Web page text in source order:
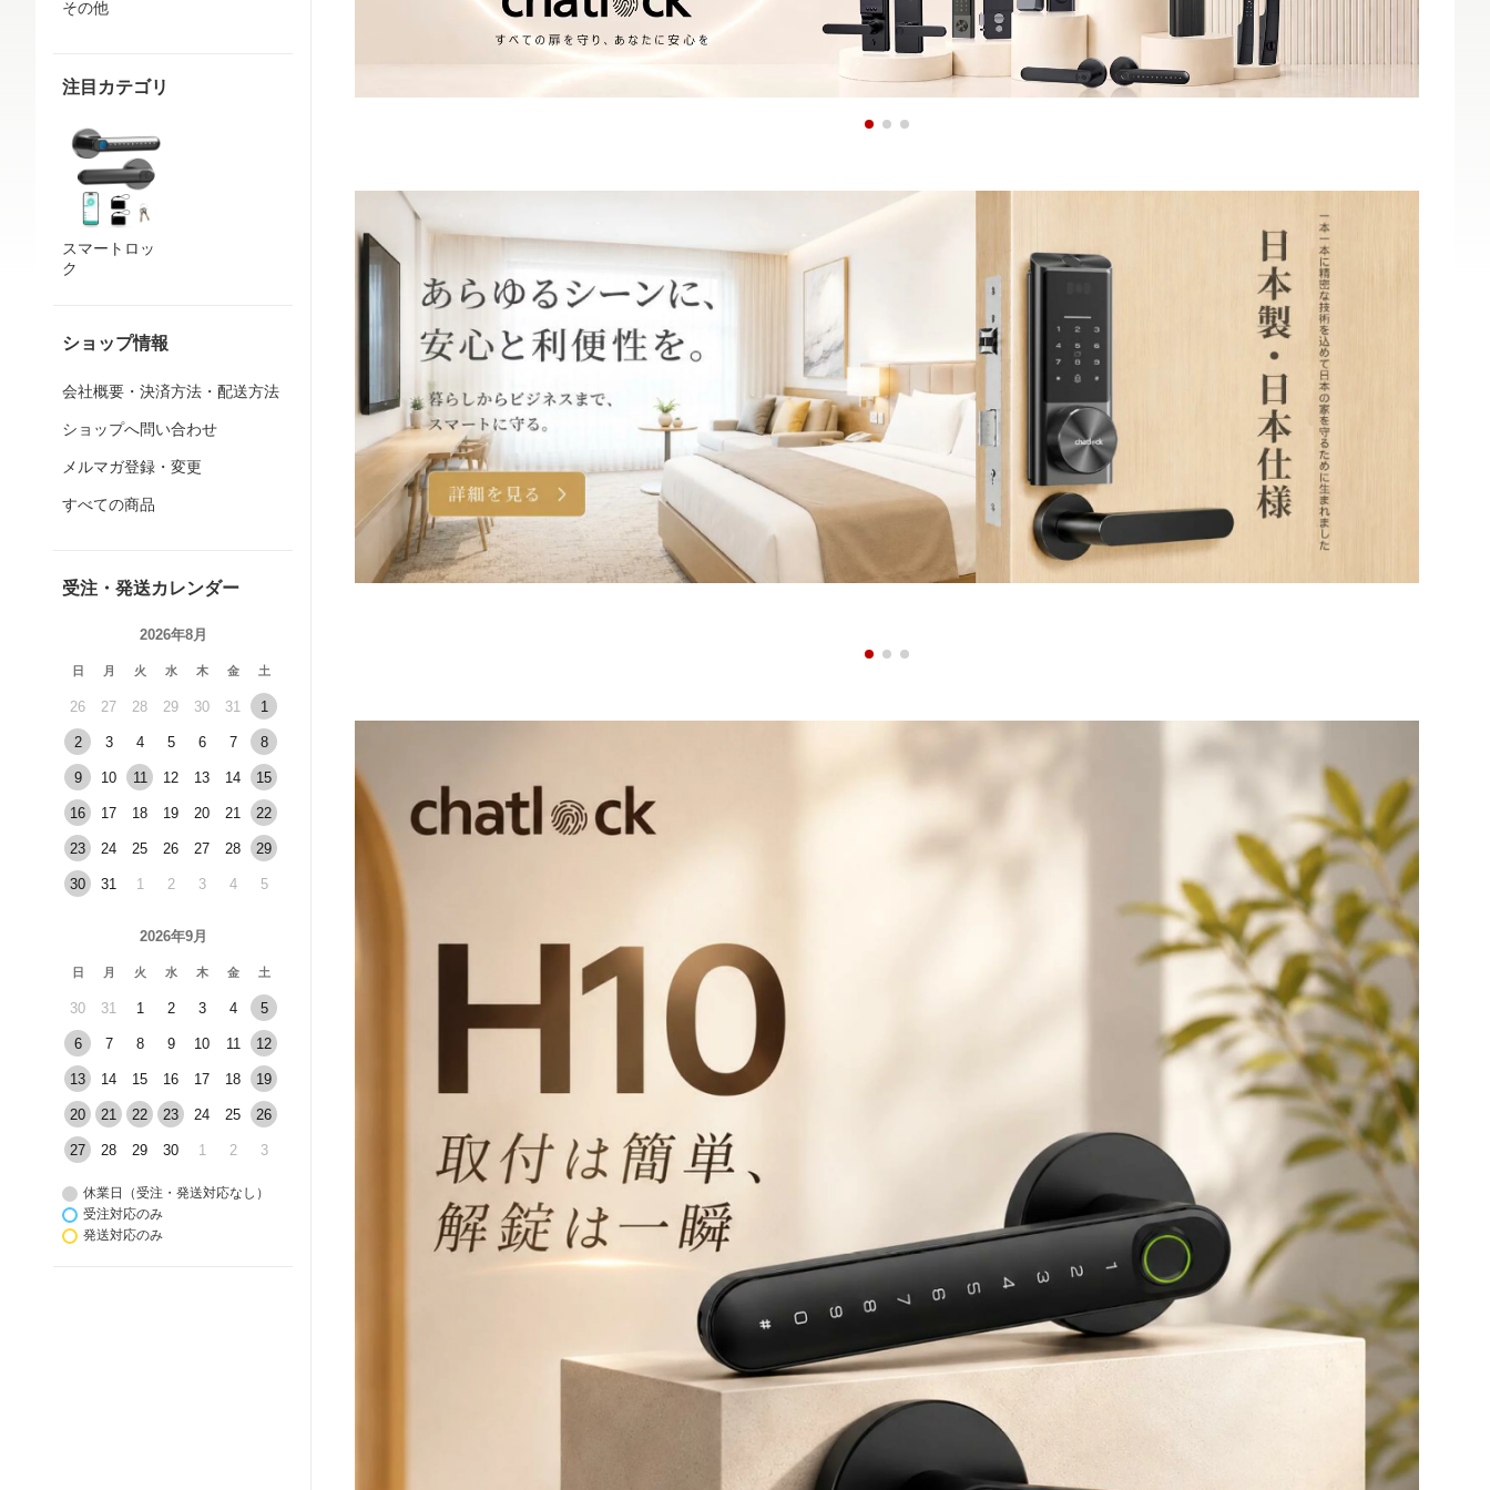
その他
注目カテゴリ
スマートロッ
ク
ショップ情報
会社概要・決済方法・配送方法
ショップへ問い合わせ
メルマガ登録・変更
すべての商品
受注・発送カレンダー
2026年8月
日 月 火 水 木 金 土
26 27 28 29 30 31 1
2 3 4 5 6 7 8
9 10 11 12 13 14 15
16 17 18 19 20 21 22
23 24 25 26 27 28 29
30 31 1 2 3 4 5
2026年9月
日 月 火 水 木 金 土
30 31 1 2 3 4 5
6 7 8 9 10 11 12
13 14 15 16 17 18 19
20 21 22 23 24 25 26
27 28 29 30 1 2 3
休業日（受注・発送対応なし）
受注対応のみ
発送対応のみ